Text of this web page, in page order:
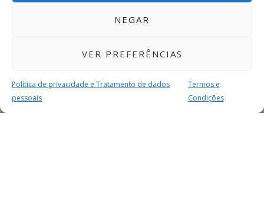
NEGAR
VER PREFERÊNCIAS
Política de privacidade e Tratamento de dados
pessoais
Termos e
Condições